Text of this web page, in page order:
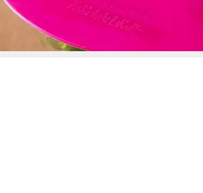
lieferbar - in 3-4 Werktagen bei dir
+3